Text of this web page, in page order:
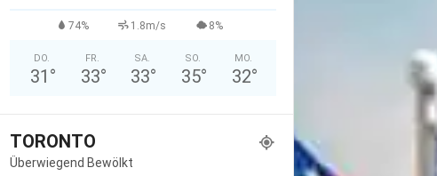
74% 1.8m/s 8%
DO.
31 °
FR.
33°
SA.
33°
SO.
35°
MO.
32°
TORONTO
Überwiegend Bewölkt